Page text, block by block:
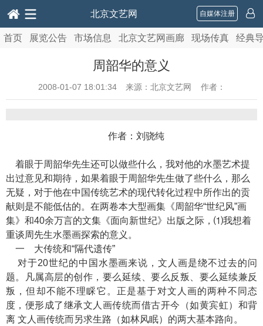
北京文艺网 自媒体注册
首页 展览公告 市场信息 北京文艺网画廊 现场传真 经典
周韶华的意义
2008-01-07 18:01:34 来源：北京文艺网 作者：
作者：刘骁纯
着眼于周韶华先生还可以做些什么，我对他的水墨艺术提
出过意见和期待，如果着眼于周韶华先生做了些什么，那么
无疑，对于他在中国传统艺术的现代转化过程中所作出的贡
献则是不能低估的。在两卷本大型画集《周韶华“世纪风”画
集》和40余万言的文集《面向新世纪》出版之际，⑴我想着
重谈周先生水墨画探索的意义。
一 大传统和“隔代遗传”
对于20世纪的中国水墨画来说，文人画是绕不过去的问
题。凡属高层的创作，要么延续、要么反叛、要么延续兼反
叛，但却不能不理睬它。正是基于对文人画的两种不同态
度，便形成了继承文人画传统而借古开今（如黄宾虹）和背
离 文人画传统而另求生路（如林风眠）的两大基本路向。